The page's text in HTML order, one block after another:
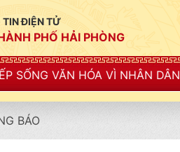
TIN ĐIỆN TỬ
PHỐ HẢI PHÒNG
VÌ NHÂN DÂN PHỤC VỤ"
BÁO